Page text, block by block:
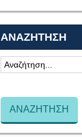
ΑΝΑΖΉΤΗΣΗ